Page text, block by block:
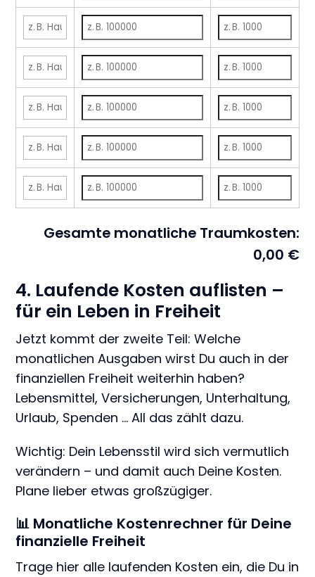
Gesamte monatliche Traumkosten:
0,00 €
4. Laufende Kosten auflisten –
für ein Leben in Freiheit
Jetzt kommt der zweite Teil: Welche
monatlichen Ausgaben wirst Du auch in der
finanziellen Freiheit weiterhin haben?
Lebensmittel, Versicherungen, Unterhaltung,
Urlaub, Spenden … All das zählt dazu.
Wichtig: Dein Lebensstil wird sich vermutlich
verändern – und damit auch Deine Kosten.
Plane lieber etwas großzügiger.
📊 Monatliche Kostenrechner für Deine
finanzielle Freiheit
Trage hier alle laufenden Kosten ein, die Du in